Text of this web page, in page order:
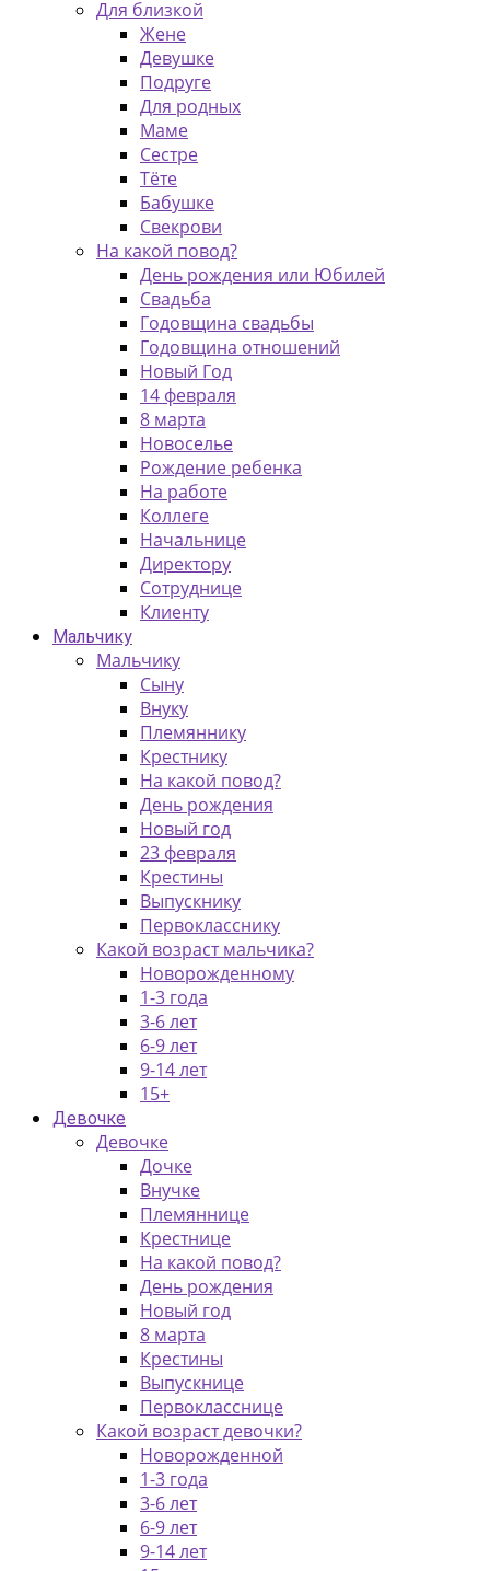
Для близкой
Жене
Девушке
Подруге
Для родных
Маме
Сестре
Тёте
Бабушке
Свекрови
На какой повод?
День рождения или Юбилей
Свадьба
Годовщина свадьбы
Годовщина отношений
Новый Год
14 февраля
8 марта
Новоселье
Рождение ребенка
На работе
Коллеге
Начальнице
Директору
Сотруднице
Клиенту
Мальчику
Мальчику
Сыну
Внуку
Племяннику
Крестнику
На какой повод?
День рождения
Новый год
23 февраля
Крестины
Выпускнику
Первокласснику
Какой возраст мальчика?
Новорожденному
1-3 года
3-6 лет
6-9 лет
9-14 лет
15+
Девочке
Девочке
Дочке
Внучке
Племяннице
Крестнице
На какой повод?
День рождения
Новый год
8 марта
Крестины
Выпускнице
Первокласснице
Какой возраст девочки?
Новорожденной
1-3 года
3-6 лет
6-9 лет
9-14 лет